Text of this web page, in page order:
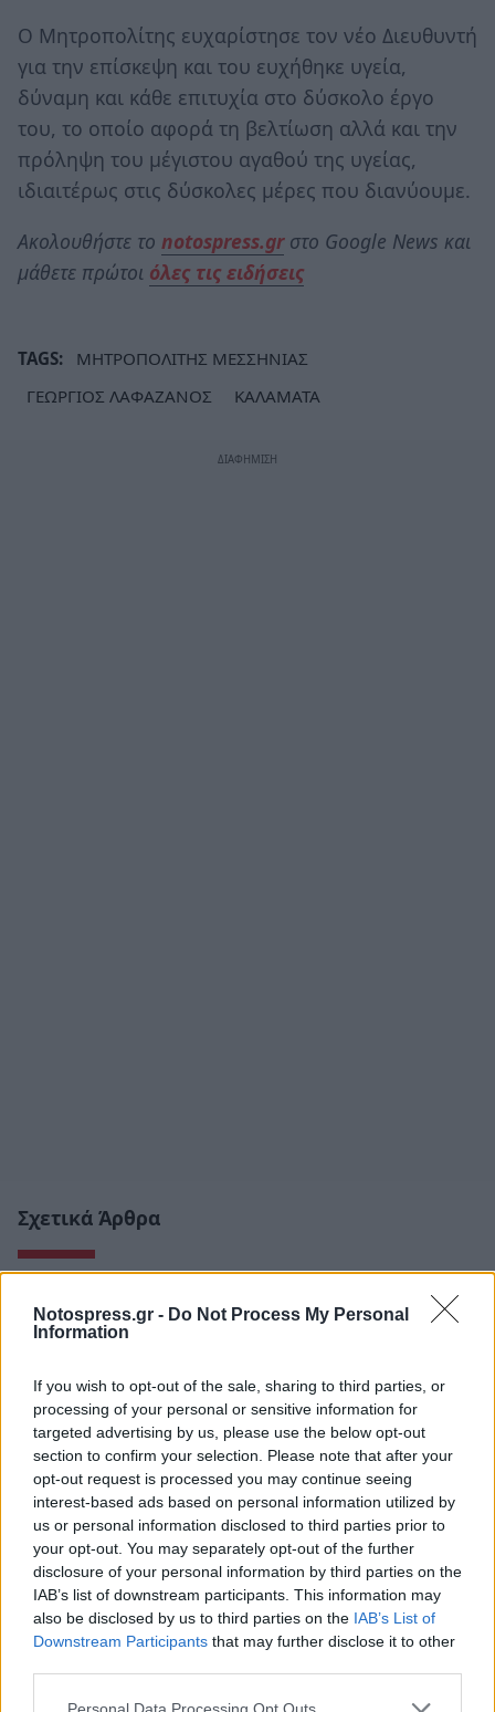
Notospress.gr - Do Not Process My Personal
Information
If you wish to opt-out of the sale, sharing to third parties, or
processing of your personal or sensitive information for
targeted advertising by us, please use the below opt-out
section to confirm your selection. Please note that after your
opt-out request is processed you may continue seeing
interest-based ads based on personal information utilized by
us or personal information disclosed to third parties prior to
your opt-out. You may separately opt-out of the further
disclosure of your personal information by third parties on the
IAB’s list of downstream participants. This information may
also be disclosed by us to third parties on the IAB’s List of
Downstream Participants that may further disclose it to other
Personal Data Processing Opt Outs
Ο Μητροπολίτης ευχαρίστησε τον νέο Διευθυντή
για την επίσκεψη και του ευχήθηκε υγεία,
δύναμη και κάθε επιτυχία στο δύσκολο έργο
του, το οποίο αφορά τη βελτίωση αλλά και την
πρόληψη του μέγιστου αγαθού της υγείας,
ιδιαιτέρως στις δύσκολες μέρες που διανύουμε.
Ακολουθήστε το notospress.grστο Google News και
μάθετε πρώτοι όλες τις ειδήσεις
TAGS:
ΜΗΤΡΟΠΟΛΙΤΗΣ ΜΕΣΣΗΝΙΑΣ
ΓΕΩΡΓΙΟΣ ΛΑΦΑΖΑΝΟΣ
ΚΑΛΑΜΑΤΑ
Σχετικά Άρθρα
Τι προβάλλουν τα Cinema σε επτά πόλεις της
Πελοποννήσου